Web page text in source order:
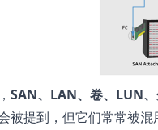
SAN、LAN、卷、LUN
被提到，但它们常常被混